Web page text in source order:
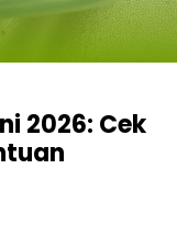
2026: Cek